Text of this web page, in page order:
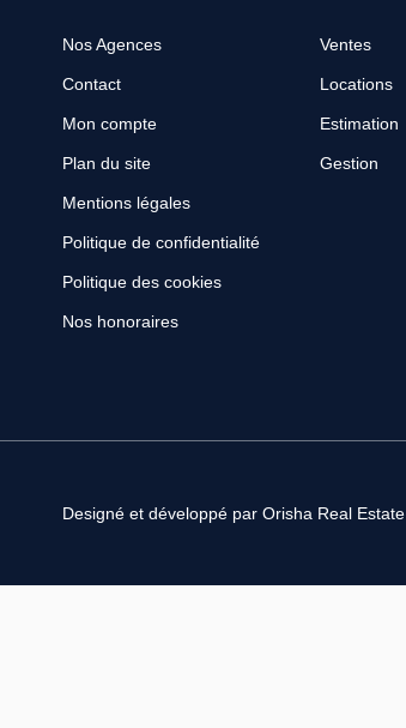
Nos Agences
Contact
Mon compte
Plan du site
Mentions légales
Politique de confidentialité
Politique des cookies
Nos honoraires
Ventes
Locations
Estimation
Gestion
Designé et développé par Orisha Real Estate